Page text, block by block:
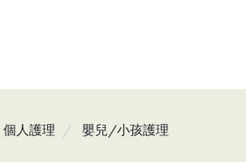
個人護理 嬰兒/小孩護理